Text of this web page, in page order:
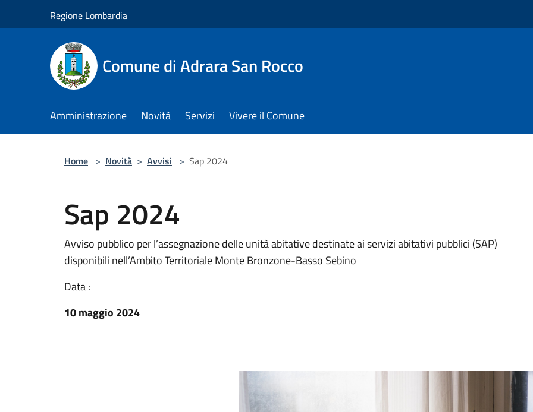
Regione Lombardia
Comune di Adrara San Rocco
Amministrazione Novità Servizi Vivere il Comune
Home > Novità > Avvisi > Sap 2024
Sap 2024
Avviso pubblico per l’assegnazione delle unità abitative destinate ai servizi abitativi pubblici (SAP)
disponibili nell’Ambito Territoriale Monte Bronzone-Basso Sebino
Data :
10 maggio 2024